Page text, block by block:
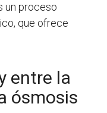
un proceso
que ofrece
entre la
ósmosis